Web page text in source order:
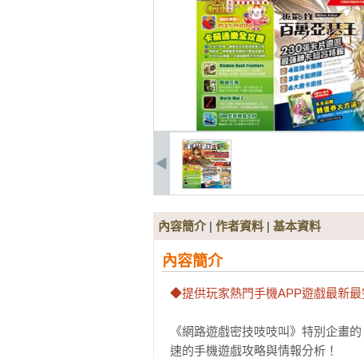
內容簡介| 作者資料 | 基本資料
內容簡介
◆提供玩家熱門手機APP遊戲最新最
《網路遊戲密技吱吱叫》特別企畫
速的手機遊戲攻略與情報分析！